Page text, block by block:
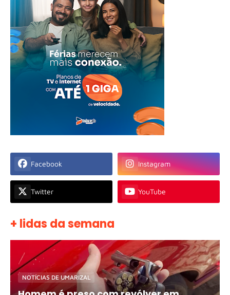
Facebook Instagram
Twitter YouTube
+ lidas da semana
NOTÍCIAS DE UMARIZAL